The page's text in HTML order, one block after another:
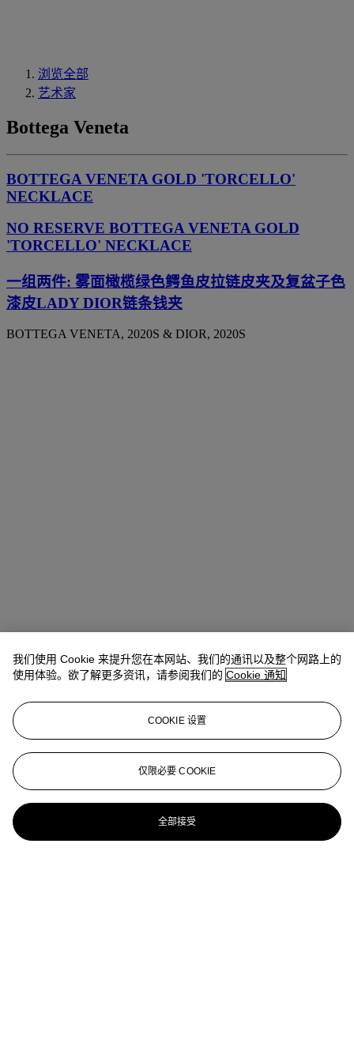
浏览全部
艺术家
Bottega Veneta
BOTTEGA VENETA GOLD 'TORCELLO'
NECKLACE
NO RESERVE BOTTEGA VENETA GOLD
'TORCELLO' NECKLACE
一组两件: 雾面橄榄绿色鳄鱼皮拉链皮夹及复盆子色
漆皮LADY DIOR链条钱夹
BOTTEGA VENETA, 2020S & DIOR, 2020S
我们使用 Cookie 来提升您在本网站、我们的通讯以及整个网路上的
使用体验。欲了解更多资讯，请参阅我们的 Cookie 通知
COOKIE 设置
仅限必要 COOKIE
全部接受